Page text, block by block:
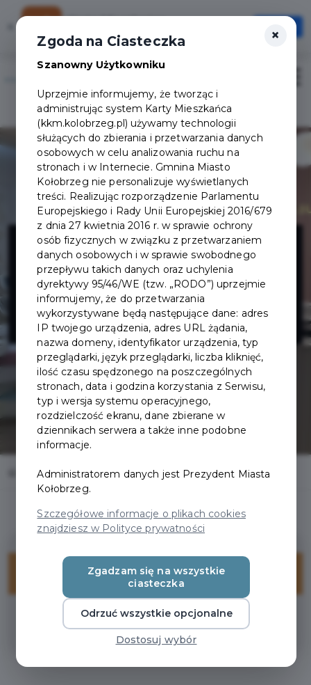
Szybciej, wygodniej, zawsze pod ręką
Otwórz
Logowanie/Rejestracja
GENOBEAUTY
ALEKSANDRA
SOMINKA
Home Oferty GENOBEAUTY ALEKSANDRA SOMINKA
ZNIŻKI
zniżka 10%
×
Zgoda na Ciasteczka
Szanowny Użytkowniku
Uprzejmie informujemy, że tworząc i
administrując system Karty Mieszkańca
(kkm.kolobrzeg.pl) używamy technologii
służących do zbierania i przetwarzania danych
osobowych w celu analizowania ruchu na
stronach i w Internecie. Gmnina Miasto
Kołobrzeg nie personalizuje wyświetlanych
treści. Realizując rozporządzenie Parlamentu
Europejskiego i Rady Unii Europejskiej 2016/679
z dnia 27 kwietnia 2016 r. w sprawie ochrony
osób fizycznych w związku z przetwarzaniem
danych osobowych i w sprawie swobodnego
przepływu takich danych oraz uchylenia
dyrektywy 95/46/WE (tzw. „RODO”) uprzejmie
informujemy, że do przetwarzania
wykorzystywane będą następujące dane: adres
IP twojego urządzenia, adres URL żądania,
nazwa domeny, identyfikator urządzenia, typ
przeglądarki, język przeglądarki, liczba kliknięć,
ilość czasu spędzonego na poszczególnych
stronach, data i godzina korzystania z Serwisu,
typ i wersja systemu operacyjnego,
rozdzielczość ekranu, dane zbierane w
dziennikach serwera a także inne podobne
informacje.
Administratorem danych jest Prezydent Miasta
Kołobrzeg.
Szczegółowe informacje o plikach cookies
znajdziesz w Polityce prywatności
Zgadzam się na wszystkie
ciasteczka
Odrzuć wszystkie opcjonalne
Dostosuj wybór